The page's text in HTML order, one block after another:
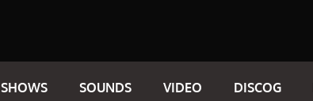
SHOWS SOUNDS VIDEO DISCOG